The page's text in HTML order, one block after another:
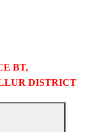
BT,
DISTRICT